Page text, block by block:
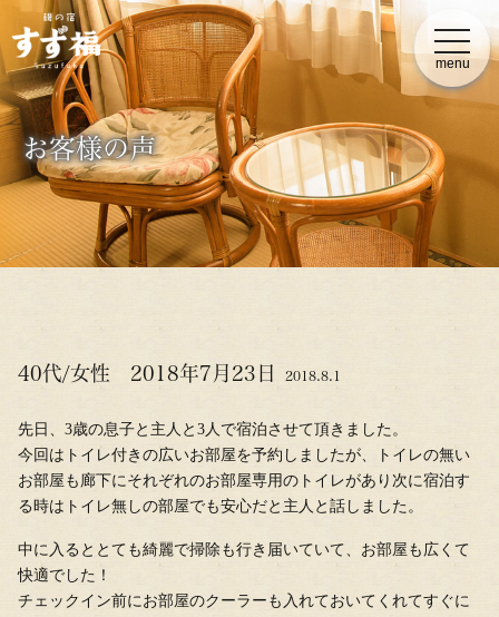
t
o
g
g
l
a
i
o
menu
お客様の声
40代/女性 2018年7月23日 2018.8.1
先日、3歳の息子と主人と3人で宿泊させて頂きました。
今回はトイレ付きの広いお部屋を予約しましたが、トイレの無い
お部屋も廊下にそれぞれのお部屋専用のトイレがあり次に宿泊す
る時はトイレ無しの部屋でも安心だと主人と話しました。
中に入るととても綺麗で掃除も行き届いていて、お部屋も広くて
快適でした！
チェックイン前にお部屋のクーラーも入れておいてくれてすぐに